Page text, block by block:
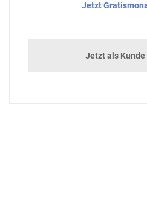
Jetzt
Jetzt als Kunde